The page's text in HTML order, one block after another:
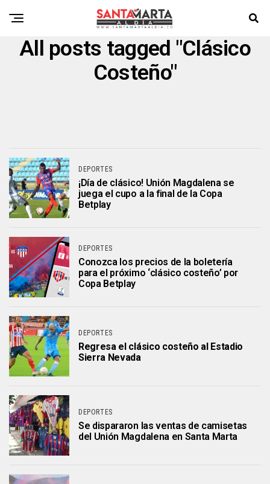
All posts tagged "Clásico
Costeño"
DEPORTES
¡Día de clásico! Unión Magdalena se
juega el cupo a la final de la Copa
Betplay
DEPORTES
Conozca los precios de la boletería
para el próximo ‘clásico costeño’ por
Copa Betplay
DEPORTES
Regresa el clásico costeño al Estadio
Sierra Nevada
DEPORTES
Se dispararon las ventas de camisetas
del Unión Magdalena en Santa Marta